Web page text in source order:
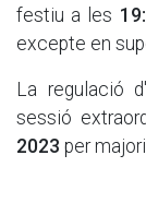
festiu a les
excepte en
La regulació
sessió
2023 per